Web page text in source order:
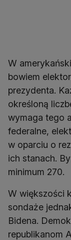
W
bowiem
prezydenta.
określoną
wymaga tego
federalne,
w oparciu o
ich stanach.
minimum 270.
W większości
sondaże
Bidena.
republikanom